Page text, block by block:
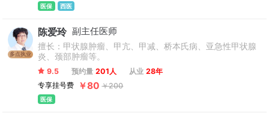
医保 西医
多点执业
陈爱玲 副主任医师
擅长：甲状腺肿瘤、甲亢、甲减、桥本氏病、亚急性甲状腺
炎、颈部肿瘤等。
9.5 预约量 201人 从业 28年
专享挂号费
￥80 ￥200
医保